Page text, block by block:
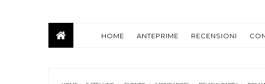
HOME ANTEPRIME RECENSIONI